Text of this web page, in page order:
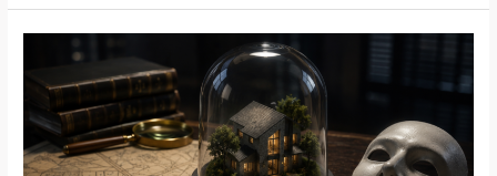
产
的
“隐